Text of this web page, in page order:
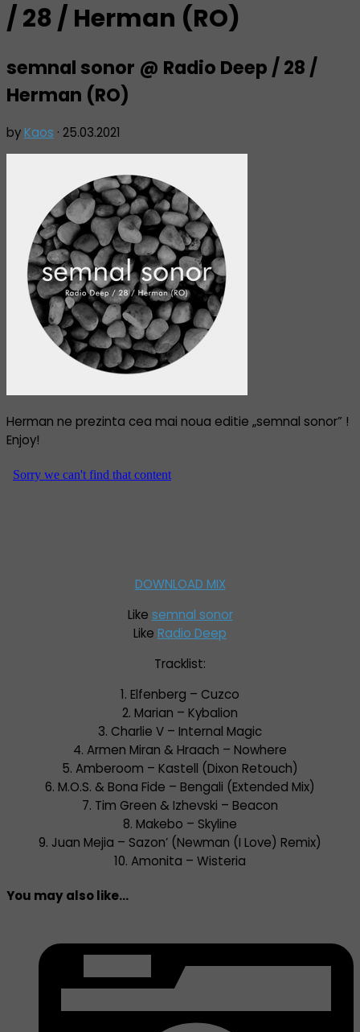
/ 28 / Herman (RO)
semnal sonor @ Radio Deep / 28 /
Herman (RO)
byKaos · 25.03.2021
Herman ne prezinta cea mai noua editie „semnal sonor” !
Enjoy!
DOWNLOAD MIX
Like semnal sonor
Like Radio Deep
Tracklist:
1. Elfenberg – Cuzco
2. Marian – Kybalion
3. Charlie V – Internal Magic
4. Armen Miran & Hraach – Nowhere
5. Amberoom – Kastell (Dixon Retouch)
6. M.O.S. & Bona Fide – Bengali (Extended Mix)
7. Tim Green & Izhevski – Beacon
8. Makebo – Skyline
9. Juan Mejia – Sazon’ (Newman (I Love) Remix)
10. Amonita – Wisteria
You may also like...